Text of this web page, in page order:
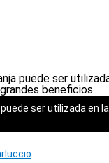
ser utilizada en